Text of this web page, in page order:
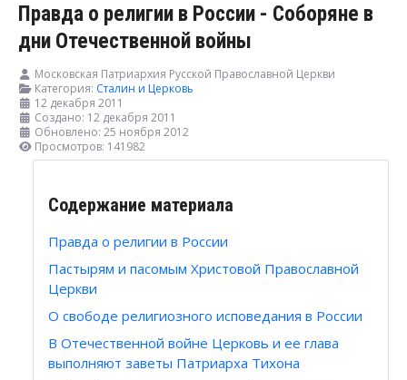
Правда о религии в России - Соборяне в
дни Отечественной войны
Московская Патриархия Русской Православной Церкви
Категория: Сталин и Церковь
12 декабря 2011
Создано: 12 декабря 2011
Обновлено: 25 ноября 2012
Просмотров: 141982
Содержание материала
Правда о религии в России
Пастырям и пасомым Христовой Православной
Церкви
О свободе религиозного исповедания в России
В Отечественной войне Церковь и ее глава
выполняют заветы Патриарха Тихона